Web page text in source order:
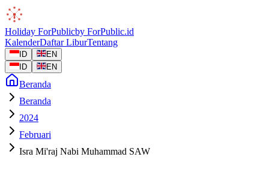
Holiday ForPublicby ForPublic.id
KalenderDaftar LiburTentang
ID
EN
ID
EN
Beranda
Beranda
2024
Februari
Isra Mi'raj Nabi Muhammad SAW